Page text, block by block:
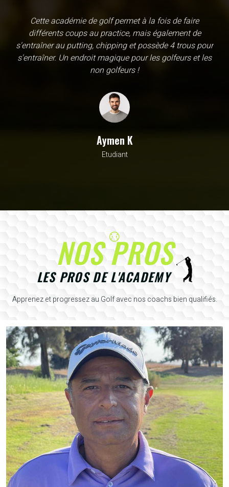
L'Academy de Gammarth comme son nom l'indique est
une école, en fait c'est un practice exceptionnel. il y a
évidemment un pratique classic sur tapis mais aussi
un sur herbe, des zones pour le chipping, les bumqers...
Vous y avez pensé, c'est à l'academy. Il n'y a pas assez
beauté de ce site
NOS PROS
LES PROS DE L'ACADEMY
Apprenez et progressez au Golf avec nos coachs bien qualifiés.